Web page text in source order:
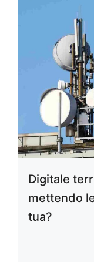
Digitale
mettendo
tua?